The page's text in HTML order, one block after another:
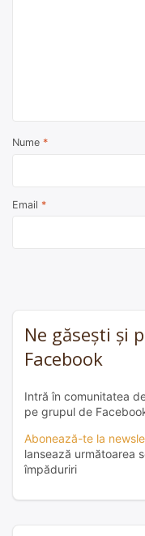
Nume *
Email *
Ne găsești și
Facebook
Intră în comunitatea
pe grupul de
Abonează-te la
lansează următoarea
împăduriri